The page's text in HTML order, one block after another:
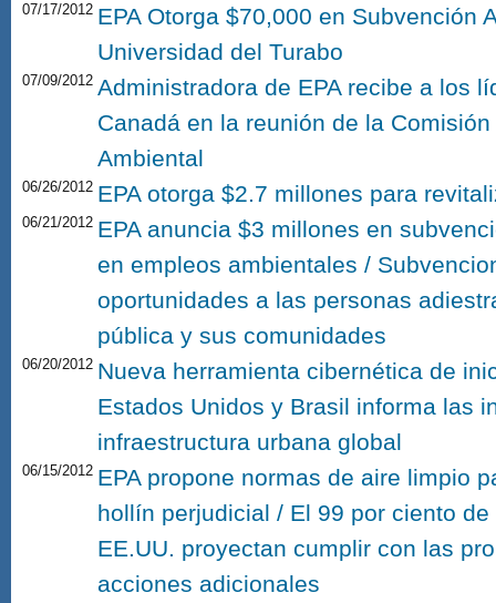
07/17/2012 EPA Otorga $70,000 en Subvención
Universidad del Turabo
07/09/2012 Administradora de EPA recibe a los
Canadá en la reunión de la
Ambiental
06/26/2012 EPA otorga $2.7 millones para
06/21/2012 EPA anuncia $3 millones en
en empleos ambientales /
oportunidades a las personas
pública y sus comunidades
06/20/2012 Nueva herramienta cibernética de
Estados Unidos y Brasil informa las
infraestructura urbana global
06/15/2012 EPA propone normas de aire limpio
hollín perjudicial / El 99 por ciento
EE.UU. proyectan cumplir con las
acciones adicionales